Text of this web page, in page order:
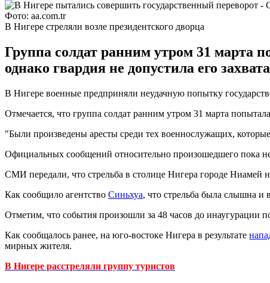
Фото: aa.com.tr
В Нигере стреляли возле президентского дворца
Группа солдат ранним утром 31 марта
однако гвардия не допустила его
В Нигере военные предприняли неудачную попытку
Отмечается, что группа солдат ранним утром 31 марта
"Были произведены аресты среди тех военнослужащих,
Официальных сообщений относительно произошедшего пока
СМИ передали, что стрельба в столице Нигера городе Ниамей
Как сообщило агентство Синьхуа, что стрельба была слышна и
Отметим, что события произошли за 48 часов до инаугурации
Как сообщалось ранее, на юго-востоке Нигера в результате
мирных жителя.
В Нигере расстреляли группу туристов